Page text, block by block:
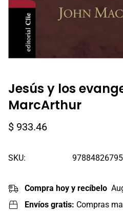
Jesús y los
MarcArthur
Precio
$ 933.46
SKU:
Compra hoy y recíbelo
Envíos gratis: Compras